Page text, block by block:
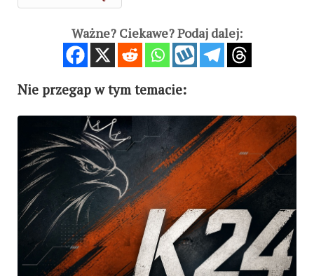
Ważne? Ciekawe? Podaj dalej:
Nie przegap w tym temacie: